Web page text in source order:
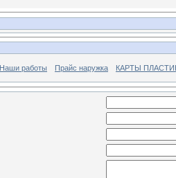
Наши работы Прайс наружка КАРТЫ